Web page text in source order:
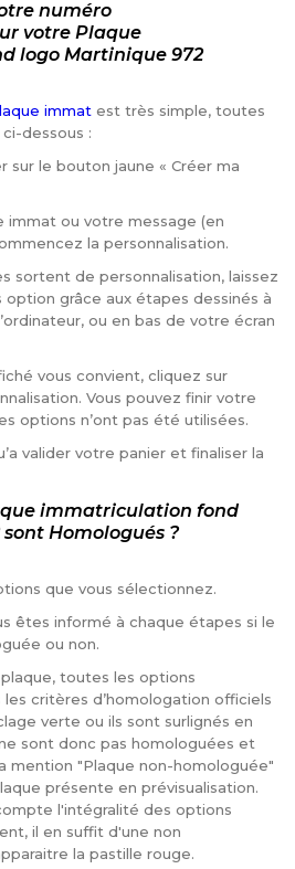
numéro
votre Plaque
logo Martinique 972
immat est très simple, toutes
dessous :
sur le bouton jaune « Créer ma
immat ou votre message (en
la personnalisation.
sortent de personnalisation, laissez
grâce aux étapes dessinés à
ou en bas de votre écran
vous convient, cliquez sur
Vous pouvez finir votre
options n’ont pas été utilisées.
valider votre panier et finaliser la
immatriculation fond
Homologués ?
que vous sélectionnez.
êtes informé à chaque étapes si le
ou non.
toutes les options
critères d’homologation officiels
verte ou ils sont surlignés en
sont donc pas homologuées et
mention "Plaque non-homologuée"
présente en prévisualisation.
l'intégralité des options
il en suffit d'une non
la pastille rouge.